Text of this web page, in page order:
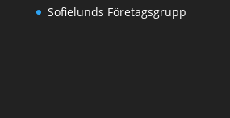
Sofielunds Företagsgrupp